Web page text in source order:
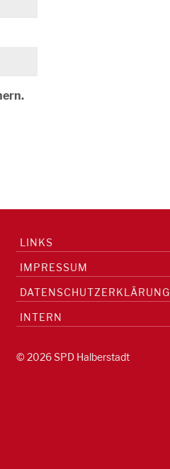
LINKS
IMPRESSUM
DATENSCHUTZERKLÄRUNG
INTERN
© 2026 SPD Halberstadt